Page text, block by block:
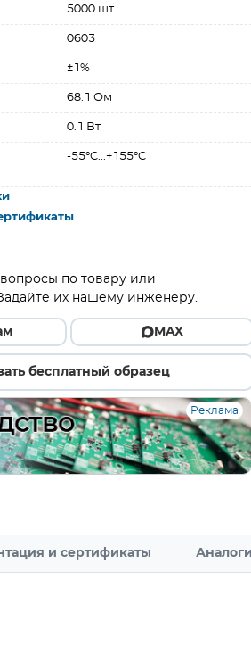
5000 шт
0603
±1%
68.1 Ом
0.1 Вт
-55°C...+155°C
вопросы по товару или
их нашему инженеру.
MAX
бесплатный образец
Реклама
и сертификаты